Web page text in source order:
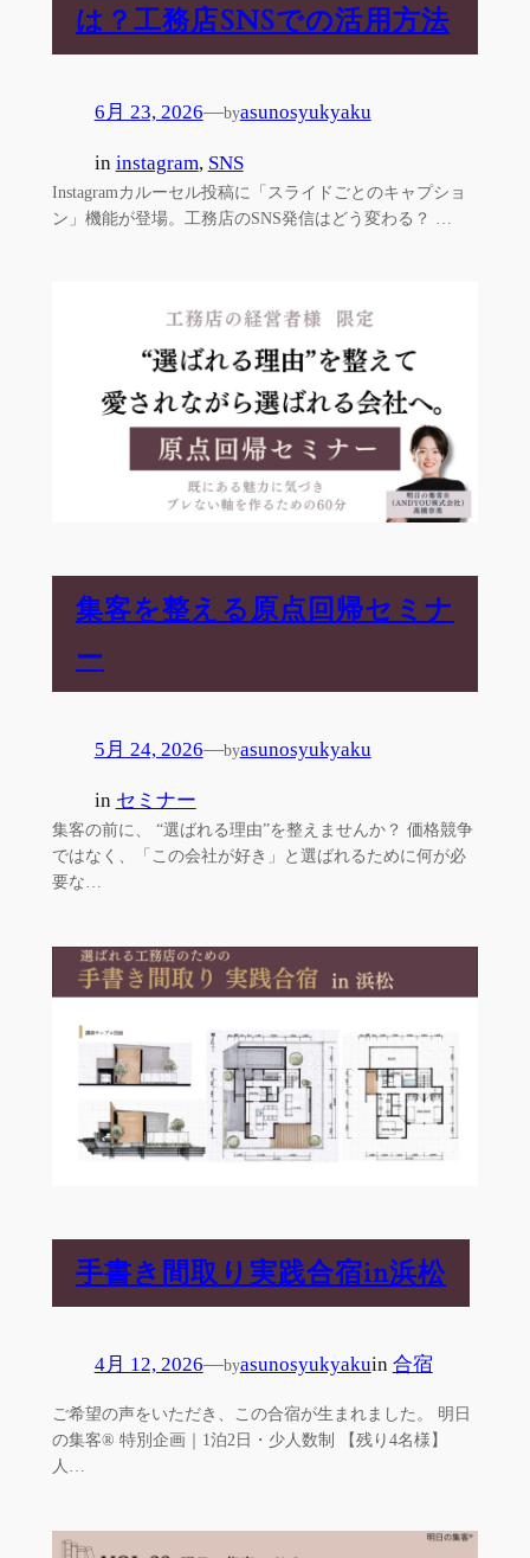
は？工務店SNSでの活用方法
6月 23, 2026—byasunosyukyaku
in instagram, SNS
Instagramカルーセル投稿に「スライドごとのキャプショ
ン」機能が登場。工務店のSNS発信はどう変わる？ …
集客を整える原点回帰セミナ
ー
5月 24, 2026—byasunosyukyaku
in セミナー
集客の前に、 “選ばれる理由”を整えませんか？ 価格競争
ではなく、「この会社が好き」と選ばれるために何が必
要な…
手書き間取り実践合宿in浜松
4月 12, 2026—byasunosyukyakuin 合宿
ご希望の声をいただき、この合宿が生まれました。 明日
の集客® 特別企画｜1泊2日・少人数制 【残り4名様】
人…